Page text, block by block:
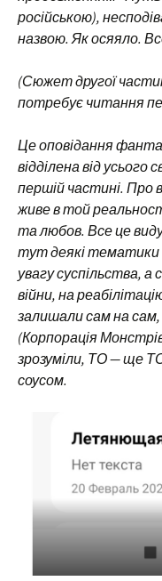
російською),
назвою. Як осяяло.
(Сюжет другої
потребує читання
Це оповідання
відділена від
першій частині. Про
живе в той
та любов. Все це
тут деякі тематики
увагу суспільства, а
війни, на
залишали сам на
(Корпорація
зрозуміли, ТО — ще
соусом.